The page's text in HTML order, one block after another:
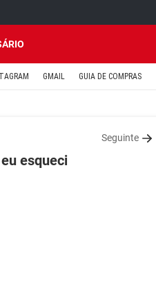
GMAIL GUIA DE COMPRAS
Seguinte
esqueci